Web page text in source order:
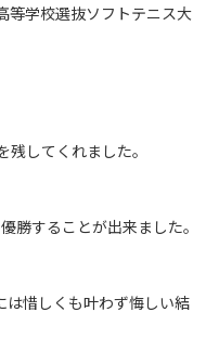
等学校選抜ソフトテニス大
してくれました。
勝することが出来ました。
は惜しくも叶わず悔しい結